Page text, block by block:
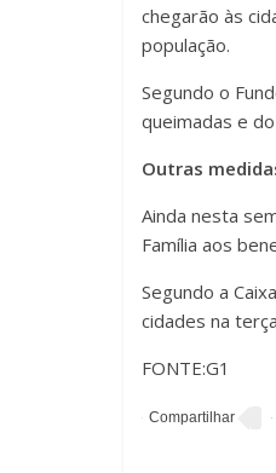
chegarão às
população.
Segundo o
queimadas e
Outras
Ainda nesta
Família aos
Segundo a
cidades na
FONTE:G1